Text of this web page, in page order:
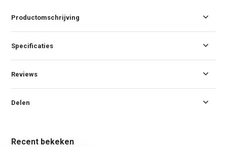
Productomschrijving
Specificaties
Reviews
Delen
Recent bekeken